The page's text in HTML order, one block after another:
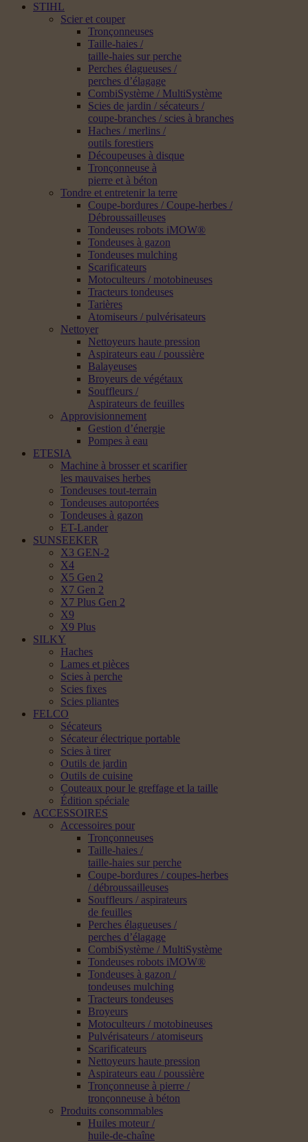
STIHL
Scier et couper
Tronçonneuses
Taille-haies /
taille-haies sur perche
Perches élagueuses /
perches d’élagage
CombiSystème / MultiSystème
Scies de jardin / sécateurs /
coupe-branches / scies à branches
Haches / merlins /
outils forestiers
Découpeuses à disque
Tronçonneuse à
pierre et à béton
Tondre et entretenir la terre
Coupe-bordures / Coupe-herbes /
Débroussailleuses
Tondeuses robots iMOW®
Tondeuses à gazon
Tondeuses mulching
Scarificateurs
Motoculteurs / motobineuses
Tracteurs tondeuses
Tarières
Atomiseurs / pulvérisateurs
Nettoyer
Nettoyeurs haute pression
Aspirateurs eau / poussière
Balayeuses
Broyeurs de végétaux
Souffleurs /
Aspirateurs de feuilles
Approvisionnement
Gestion d’énergie
Pompes à eau
ETESIA
Machine à brosser et scarifier
les mauvaises herbes
Tondeuses tout-terrain
Tondeuses autoportées
Tondeuses à gazon
ET-Lander
SUNSEEKER
X3 GEN-2
X4
X5 Gen 2
X7 Gen 2
X7 Plus Gen 2
X9
X9 Plus
SILKY
Haches
Lames et pièces
Scies à perche
Scies fixes
Scies pliantes
FELCO
Sécateurs
Sécateur électrique portable
Scies à tirer
Outils de jardin
Outils de cuisine
Couteaux pour le greffage et la taille
Édition spéciale
ACCESSOIRES
Accessoires pour
Tronçonneuses
Taille-haies /
taille-haies sur perche
Coupe-bordures / coupes-herbes
/ débroussailleuses
Souffleurs / aspirateurs
de feuilles
Perches élagueuses /
perches d’élagage
CombiSystème / MultiSystème
Tondeuses robots iMOW®
Tondeuses à gazon /
tondeuses mulching
Tracteurs tondeuses
Broyeurs
Motoculteurs / motobineuses
Pulvérisateurs / atomiseurs
Scarificateurs
Nettoyeurs haute pression
Aspirateurs eau / poussière
Tronçonneuse à pierre /
tronçonneuse à béton
Produits consommables
Huiles moteur /
huile-de-chaîne